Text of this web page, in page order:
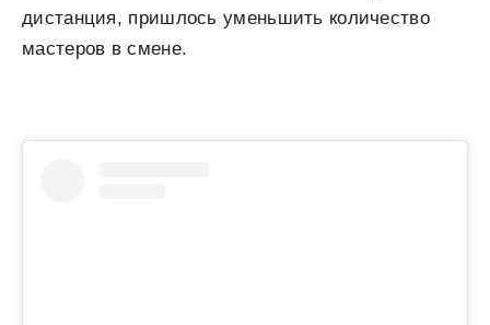
дистанция, пришлось уменьшить количество
мастеров в смене.